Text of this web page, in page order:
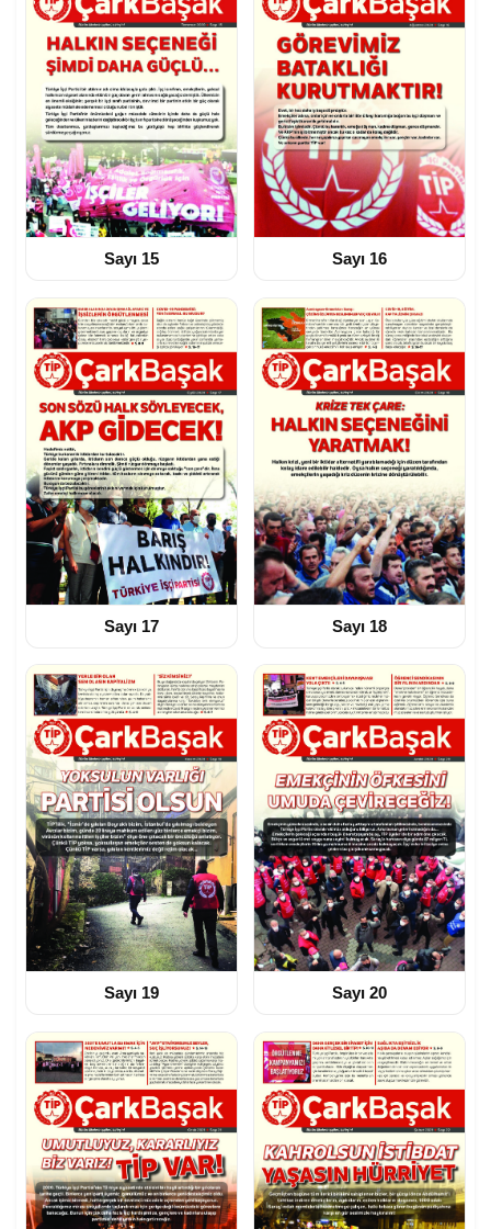
Sayı 15 Sayı 16
Sayı 17 Sayı 18
Sayı 19 Sayı 20